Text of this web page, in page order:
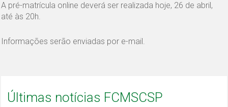
A pré-matrícula online deverá ser realizada hoje, 26 de abril,
até às 20h.
Informações serão enviadas por e-mail.
Últimas notícias FCMSCSP